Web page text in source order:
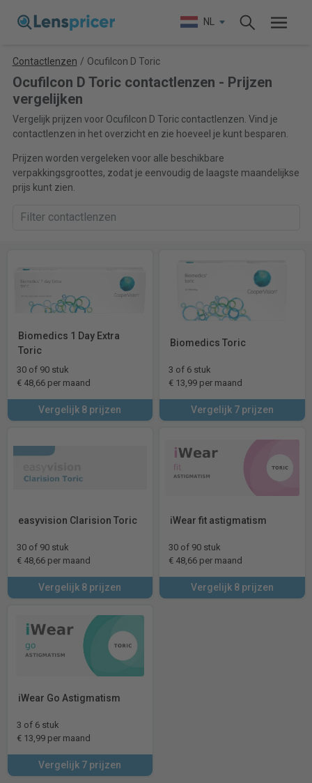
NL
Contactlenzen / Ocufilcon D Toric
Ocufilcon D Toric contactlenzen - Prijzen
vergelijken
Vergelijk prijzen voor Ocufilcon D Toric contactlenzen. Vind je
contactlenzen in het overzicht en zie hoeveel je kunt besparen.
Prijzen worden vergeleken voor alle beschikbare
verpakkingsgroottes, zodat je eenvoudig de laagste maandelijkse
prijs kunt zien.
Biomedics 1 Day Extra
Toric
30 of 90 stuk
€ 48,66 per maand
Vergelijk 8 prijzen
Biomedics Toric
3 of 6 stuk
€ 13,99 per maand
Vergelijk 7 prijzen
easyvision Clarision Toric
30 of 90 stuk
€ 48,66 per maand
Vergelijk 8 prijzen
iWear fit astigmatism
30 of 90 stuk
€ 48,66 per maand
Vergelijk 8 prijzen
iWear Go Astigmatism
3 of 6 stuk
€ 13,99 per maand
Vergelijk 7 prijzen